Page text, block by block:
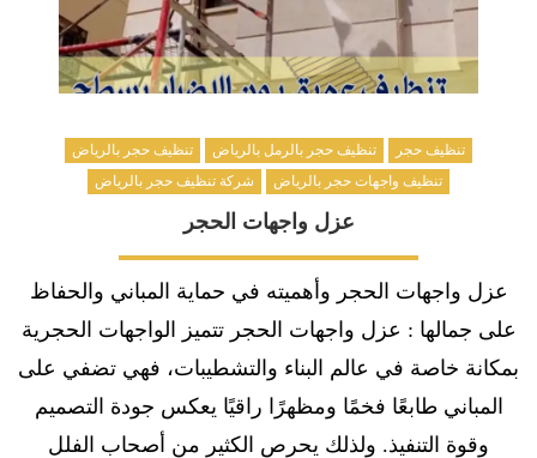
تنظيف حجر تنظيف حجر بالرمل بالرياض
تنظيف حجر بالرياض
تنظيف واجهات حجر بالرياض
شركة تنظيف حجر بالرياض
عزل واجهات الحجر
عزل واجهات الحجر وأهميته في حماية المباني والحفاظ
على جمالها : عزل واجهات الحجر تتميز الواجهات الحجرية
بمكانة خاصة في عالم البناء والتشطيبات، فهي تضفي على
المباني طابعًا فخمًا ومظهرًا راقيًا يعكس جودة التصميم
وقوة التنفيذ. ولذلك يحرص الكثير من أصحاب الفلل